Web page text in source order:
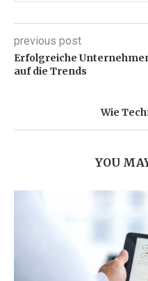
previous post
Erfolgreiche
auf die Trends
Wie
YOU